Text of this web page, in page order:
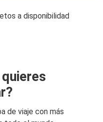
a disponibilidad
de viaje con más